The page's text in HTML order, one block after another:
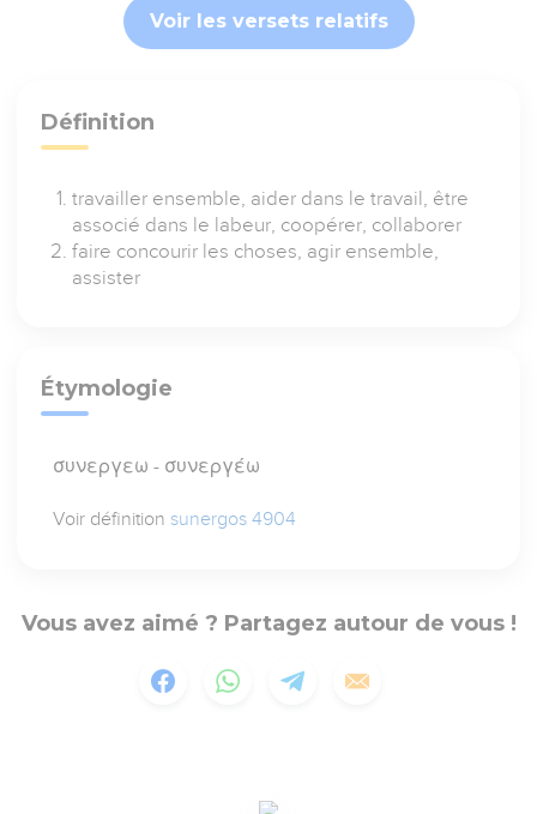
Voir les versets relatifs
Définition
travailler ensemble, aider dans le travail, être
associé dans le labeur, coopérer, collaborer
faire concourir les choses, agir ensemble,
assister
Étymologie
συνεργεω - συνεργέω
Voir définition sunergos 4904
Vous avez aimé ? Partagez autour de vous !